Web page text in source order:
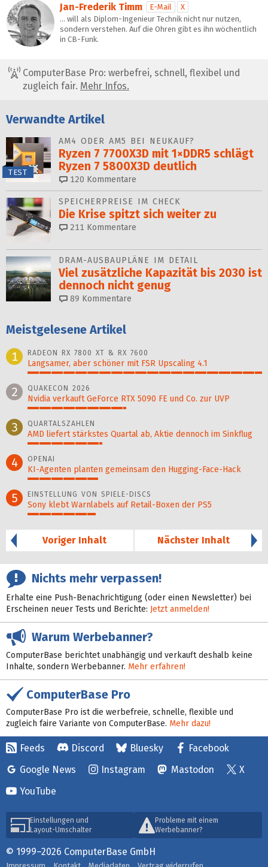
Jan-Frederik Timm E-Mail
X
… will als Diplom-Ingenieur Technik nicht nur nutzen,
sondern verstehen. Auf die Ohren gibt es ihn wöchentlich
in CB-Funk.
ComputerBase Pro: werbefrei, schnell, flexibel und
zugleich fair. Mehr Infos.
Verwandte Artikel
TEST
AM4 ODER AM5 BEI NEUKAUF?
Ryzen 7 7700X3D mit 1×DDR5 schlägt
Ryzen 7 5800X3D deutlich
120 Kommentare
SPEICHERPREISE IM CHECK
Die Krise spitzt sich weiter zu
211 Kommentare
DRAM-AUSBAUPLÄNE IM DETAIL
Viel zusätzliche Kapazität bis 2030 ist
dennoch nicht genug
89 Kommentare
Meistgelesene Artikel
1
RADEON RX 7800 XT & RX 7600
Langsamer, aber schöner mit FSR Upscaling 4.1
100%
2 QUAKECON 2026
Nvidia verkauft GeForce RTX 5090 FE und Co. zur UVP
42%
3 QUARTALSZAHLEN
AMD liefert stärkstes Quartal ab, Aktie dennoch im Sinkflug
32%
4 OPENAI
KI-Agenten planten gemein­sam den Hugging-Face-Hack
30%
5 EINSTELLUNG VON SPIELE-DISCS
Sony klebt Warnlabels auf Retail-Boxen der PS5
29%
Voriger Inhalt
Nächster Inhalt
Nichts mehr verpassen!
Erhalte eine Push-Benachrichtigung (oder einen Newsletter) bei
Erscheinen neuer Tests und Berichte: Jetzt anmelden!
Warum Werbebanner?
ComputerBase berichtet unabhängig und verkauft deshalb keine
Inhalte, sondern Werbebanner. Mehr erfahren!
ComputerBase Pro
ComputerBase Pro ist die werbefreie, schnelle, flexible und
zugleich faire Variante von ComputerBase. Mehr dazu!
Feeds Discord Bluesky
Facebook
Google News
Instagram Mastodon
X
YouTube
Einstellungen und
Layout-Umschalter
Probleme mit einem
Werbebanner?
© 1999–2026 ComputerBase GmbH